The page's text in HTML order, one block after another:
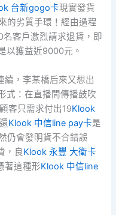
台新gogo卡現實發貨
的劣質手環！經由過程
客戶激烈請求退貨，即
以獲益近9000元。
續，李某橋后來又想出
式：在直播間傳播鼓吹
客只需求付出19Klook
Klook 中信line pay卡是
仍會發明貨不合錯誤
，良Klook 永豐 大衛卡
著這種形Klook 中信line